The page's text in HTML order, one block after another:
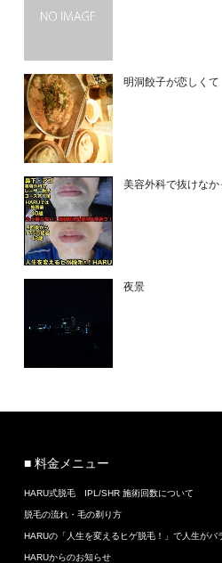
明洞餃子が恋しくて
美容外科で抜けな
夜景
■ 料金メニュー
HARU式脱毛 IPL/SHR 施術回数について
脱毛の流れ・毛の剃り方
HARUの「人生を変えるヒゲ脱毛！」で人生がバ
HARUからのお知らせ